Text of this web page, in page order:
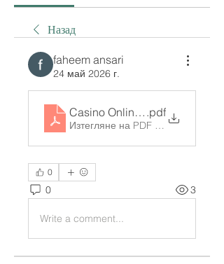
Назад
faheem ansari
24 май 2026 г.
Casino Online Terpercaya_
.pdf
Изтегляне на PDF • 385KB
0
0 3
Write a comment...